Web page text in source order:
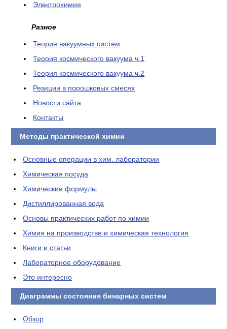
Электрохимия
Разное
Теория вакуумных систем
Теория космического вакуума ч.1
Теория космического вакуума ч.2
Реакции в порошковых смесях
Новости сайта
Контакты
Методы практической химии
Основные операции в хим. лаборатории
Химическая посуда
Химические формулы
Дистиллированная вода
Основы практических работ по химии
Химия на производстве и химическая технология
Книги и статьи
Лабораторное оборудование
Это интересно
Диаграммы состояния бинарных систем
Обзор